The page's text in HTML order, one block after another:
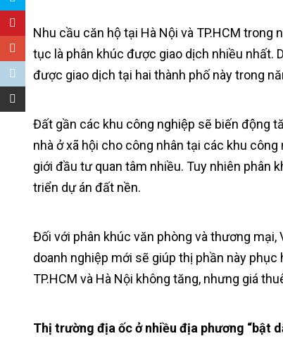
Nhu cầu căn hộ tại Hà Nội và TP.HCM
tục là phân khúc được giao dịch nhiều nhất.
được giao dịch tại hai thành phố này trong
Đất gần các khu công nghiệp sẽ biến động
nhà ở xã hội cho công nhân tại các khu
giới đầu tư quan tâm nhiều. Tuy nhiên phân
triển dự án đất nền.
Đối với phân khúc văn phòng và thương mại,
doanh nghiệp mới sẽ giúp thị phần này
TP.HCM và Hà Nội không tăng, nhưng giá
Thị trường địa ốc ở nhiều địa phương “bật